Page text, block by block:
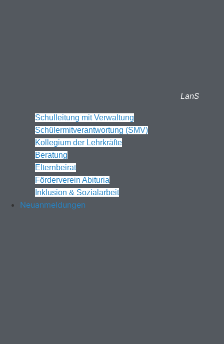
LanS
Schulleitung mit Verwaltung
Schülermitverantwortung (SMV)
Kollegium der Lehrkräfte
Beratung
Elternbeirat
Förderverein Abituria
Inklusion & Sozialarbeit
Neuanmeldungen